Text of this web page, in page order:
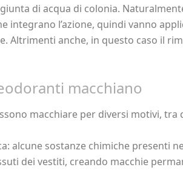
di acqua di colonia.
integrano l’azione, quindi vanno
Altrimenti anche, in questo caso il
macchiano
macchiare per diversi motivi, tra
alcune sostanze chimiche presenti
dei vestiti, creando macchie